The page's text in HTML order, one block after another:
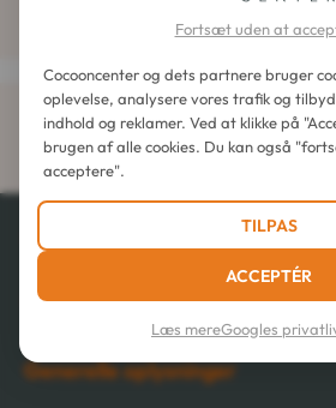
Gratis levering
fra 1.111,54 krD ved
Vores tjenester
Vores forpligtelser
Generelle oplysninger
Fortsæt uden at
Cocooncenter og dets partnere bruger
oplevelse, analysere vores trafik og
indhold og reklamer. Ved at klikke på
brugen af alle cookies. Du kan også
acceptere".
TILPAS
ACCEPTÉR
Læs mereGoogles